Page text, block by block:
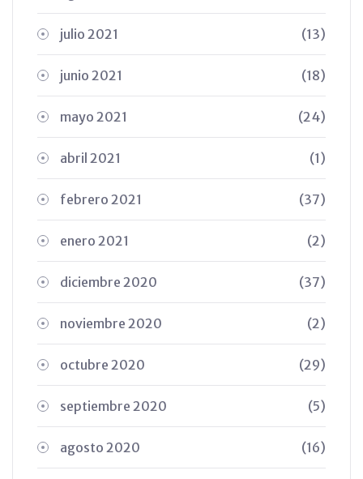
julio 2021 (13)
junio 2021 (18)
mayo 2021 (24)
abril 2021 (1)
febrero 2021 (37)
enero 2021 (2)
diciembre 2020 (37)
noviembre 2020 (2)
octubre 2020 (29)
septiembre 2020 (5)
agosto 2020 (16)